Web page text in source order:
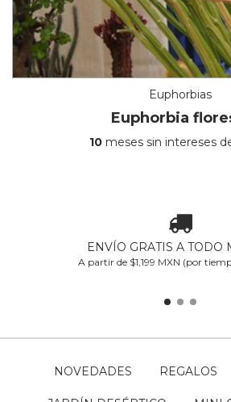
Euphorbias
Euphorbia
10meses sin intereses
ENVÍO GRATIS A TODO
A partir de $1,199 MXN (por
NOVEDADES REGALOS